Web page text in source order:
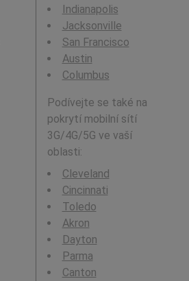
Indianapolis
Jacksonville
San Francisco
Austin
Columbus
Podívejte se také na
pokrytí mobilní sítí
3G/4G/5G ve vaší
oblasti:
Cleveland
Cincinnati
Toledo
Akron
Dayton
Parma
Canton